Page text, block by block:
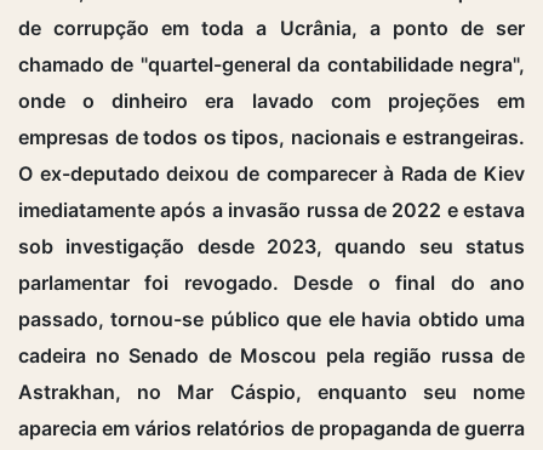
de corrupção em toda a Ucrânia, a ponto de ser
chamado de "quartel-general da contabilidade negra",
onde o dinheiro era lavado com projeções em
empresas de todos os tipos, nacionais e estrangeiras.
O ex-deputado deixou de comparecer à Rada de Kiev
imediatamente após a invasão russa de 2022 e estava
sob investigação desde 2023, quando seu status
parlamentar foi revogado. Desde o final do ano
passado, tornou-se público que ele havia obtido uma
cadeira no Senado de Moscou pela região russa de
Astrakhan, no Mar Cáspio, enquanto seu nome
aparecia em vários relatórios de propaganda de guerra